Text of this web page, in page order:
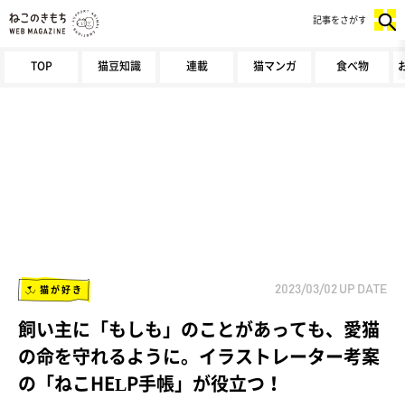
TOP 猫豆知識 連載 猫マンガ 食べ物
記事をさがす
猫が好き 2023/03/02 UP DATE
飼い主に「もしも」のことがあっても、愛猫
の命を守れるように。イラストレーター考案
の「ねこHELP手帳」が役立つ！